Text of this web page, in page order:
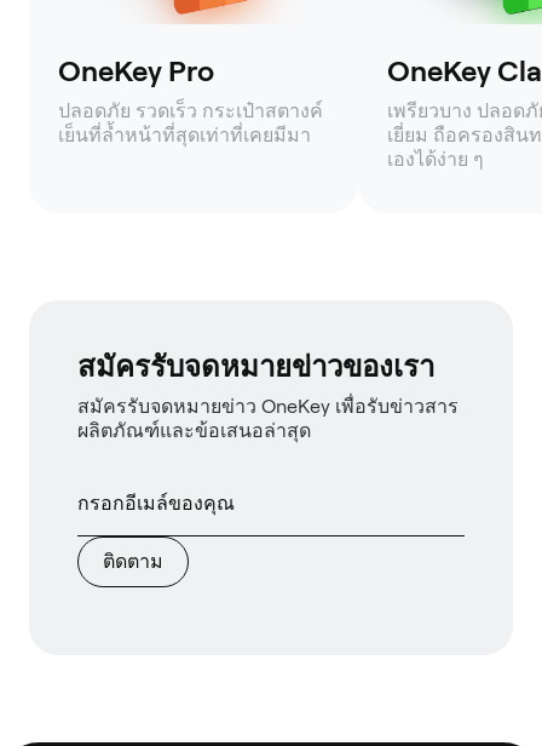
OneKey Pro
ปลอดภัย รวดเร็ว กระเป๋าสตางค์
เย็นที่ล้ำหน้าที่สุดเท่าที่เคยมีมา
OneKey
เพรียวบาง ปลอด
เยี่ยม ถือครองสิน
เองได้ง่าย ๆ
สมัครรับจดหมายข่าวของเรา
สมัครรับจดหมายข่าว OneKey เพื่อรับข่าวสาร
ผลิตภัณฑ์และข้อเสนอล่าสุด
ติดตาม